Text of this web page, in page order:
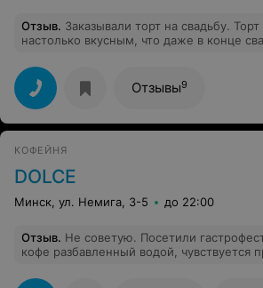
Отзыв. Заказывали торт на свадьбу. Торт
настолько вкусным, что даже в конце
до последней крошки!)
Отзывы9
КОФЕЙНЯ
DOLCE
Минск, ул. Немига, 3-5 до 22:00
Отзыв. Не советую. Посетили гастрофест 12.02.25,
кофе разбавленный водой, чувствуется
десерт твердый. Леденец просто "как сладкий бонус" -